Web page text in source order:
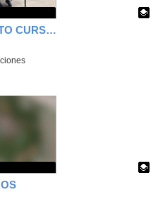
GRADUACIÓN SEXTO CURSO 2023-2024